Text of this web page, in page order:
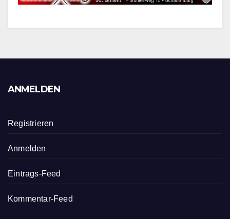
ANMELDEN
Registrieren
Anmelden
Eintrags-Feed
Kommentar-Feed